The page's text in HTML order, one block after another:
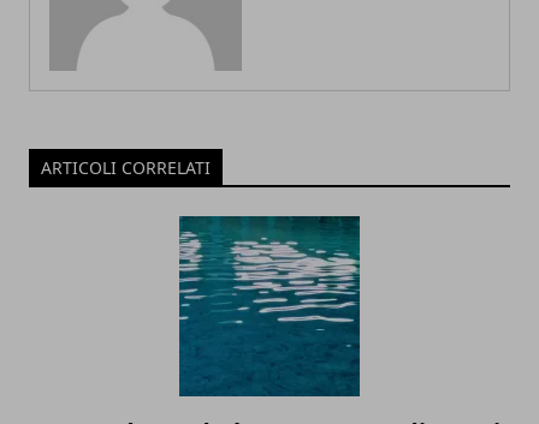
ARTICOLI CORRELATI